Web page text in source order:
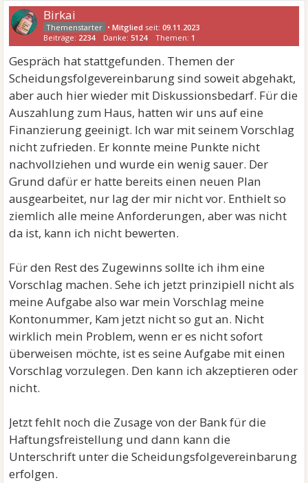
Birkai
•Mitglied seit:09.11.2023
Beiträge: 2234 Danke:5124 Themen: 1
Gespräch hat stattgefunden. Themen der
Scheidungsfolgevereinbarung sind soweit abgehakt,
aber auch hier wieder mit Diskussionsbedarf. Für die
Auszahlung zum Haus, hatten wir uns auf eine
Finanzierung geeinigt. Ich war mit seinem Vorschlag
nicht zufrieden. Er konnte meine Punkte nicht
nachvollziehen und wurde ein wenig sauer. Der
Grund dafür er hatte bereits einen neuen Plan
ausgearbeitet, nur lag der mir nicht vor. Enthielt so
ziemlich alle meine Anforderungen, aber was nicht
da ist, kann ich nicht bewerten.
Für den Rest des Zugewinns sollte ich ihm eine
Vorschlag machen. Sehe ich jetzt prinzipiell nicht als
meine Aufgabe also war mein Vorschlag meine
Kontonummer, Kam jetzt nicht so gut an. Nicht
wirklich mein Problem, wenn er es nicht sofort
überweisen möchte, ist es seine Aufgabe mit einen
Vorschlag vorzulegen. Den kann ich akzeptieren oder
nicht.
Jetzt fehlt noch die Zusage von der Bank für die
Haftungsfreistellung und dann kann die
Unterschrift unter die Scheidungsfolgevereinbarung
erfolgen.